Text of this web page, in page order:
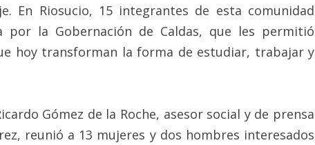
En Riosucio, 15 integrantes de esta comunidad
por la Gobernación de Caldas, que les permitió
hoy transforman la forma de estudiar, trabajar y
Gómez de la Roche, asesor social y de prensa
reunió a 13 mujeres y dos hombres interesados